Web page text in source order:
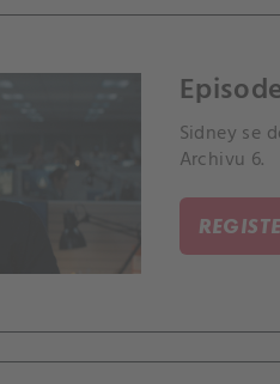
Sidney se
Archivu 6.